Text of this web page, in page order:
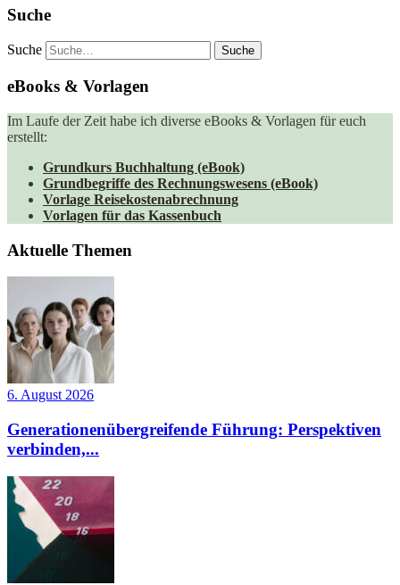
Suche
Suche
eBooks & Vorlagen
Im Laufe der Zeit habe ich diverse eBooks & Vorlagen für euch
erstellt:
Grundkurs Buchhaltung (eBook)
Grundbegriffe des Rechnungswesens (eBook)
Vorlage Reisekostenabrechnung
Vorlagen für das Kassenbuch
Aktuelle Themen
6. August 2026
Generationenübergreifende Führung: Perspektiven
verbinden,...